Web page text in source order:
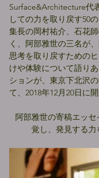
Surface&Architecture代
しての力を取り戻す50
集長の岡村祐介、石花
く、阿部雅世の三名が
思考を取り戻すための
けや体験について語り
ションが、東京下北沢
て、2018年12月20日に
阿部雅世の寄稿エッ
覚し、発見する力